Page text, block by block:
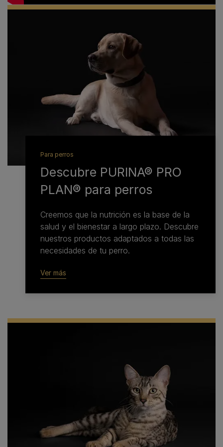
Para perros
Descubre PURINA® PRO
PLAN® para perros
Creemos que la nutrición es la base de la
salud y el bienestar a largo plazo. Descubre
nuestros productos adaptados a todas las
necesidades de tu perro.
Ver más